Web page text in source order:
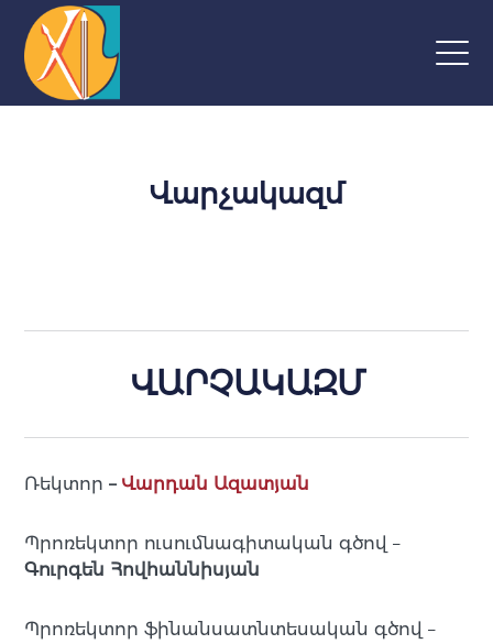
Վարչակազմ
ՎԱՐՉԱԿԱԶՄ
Ռեկտոր – Վարդան Ազատյան
Պրոռեկտոր ուսումնագիտական գծով –
Գուրգեն Հովհաննիսյան
Պրոռեկտոր ֆինանսատնտեսական գծով –